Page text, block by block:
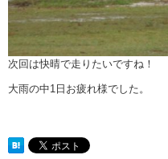
次回は快晴で走りたいですね！
大雨の中1日お疲れ様でした。